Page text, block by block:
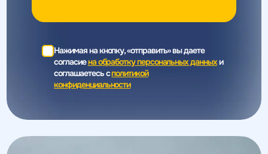
Нажимая на кнопку, «отправить» вы даете
согласиена обработку персональных данныхи
соглашаетесь cполитикой
конфиденциальности